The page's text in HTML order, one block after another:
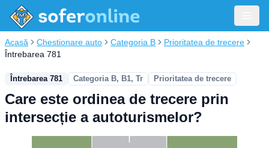
Acasă Chestionare auto Categoria B
Prioritatea de trecere
Întrebarea 781
Întrebarea 781 Categoria B, B1, Tr Prioritatea de trecere
Care este ordinea de trecere prin
intersecție a autoturismelor?